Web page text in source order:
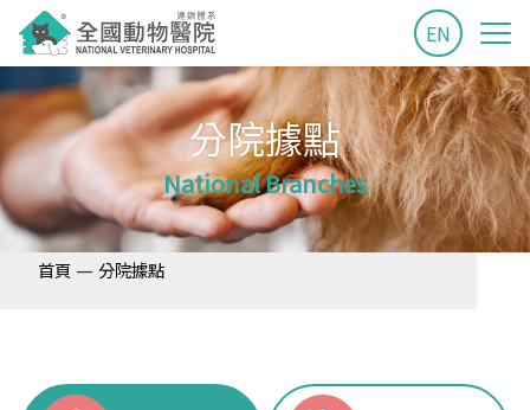
EN
分院據點
National Branches
首頁 — 分院據點